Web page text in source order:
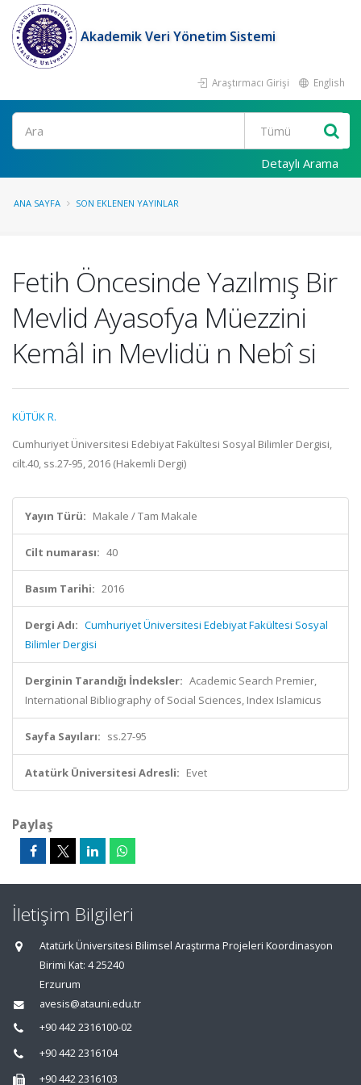
Akademik Veri Yönetim Sistemi
Araştırmacı Girişi English
Ara
Detaylı Arama
ANA SAYFA SON EKLENEN YAYINLAR
Fetih Öncesinde Yazılmış Bir
Mevlid Ayasofya Müezzini
Kemâl in Mevlidü n Nebî si
KÜTÜK R.
Cumhuriyet Üniversitesi Edebiyat Fakültesi Sosyal Bilimler Dergisi,
cilt.40, ss.27-95, 2016 (Hakemli Dergi)
Yayın Türü: Makale / Tam Makale
Cilt numarası: 40
Basım Tarihi: 2016
Dergi Adı: Cumhuriyet Üniversitesi Edebiyat Fakültesi Sosyal
Bilimler Dergisi
Derginin Tarandığı İndeksler: Academic Search Premier,
International Bibliography of Social Sciences, Index Islamicus
Sayfa Sayıları: ss.27-95
Atatürk Üniversitesi Adresli: Evet
Paylaş
İletişim Bilgileri
Atatürk Üniversitesi Bilimsel Araştırma Projeleri Koordinasyon
Birimi Kat: 4 25240
Erzurum
avesis@atauni.edu.tr
+90 442 2316100-02
+90 442 2316104
+90 442 2316103